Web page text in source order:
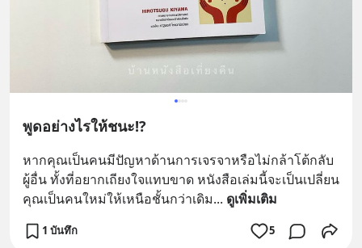
พูดอย่างไรให้ชนะ!?
หากคุณเป็นคนมีปัญหาด้านการเจรจาหรือไม่กล้าโต้กลับ
ผู้อื่น ทั้งที่อยากเถียงใจแทบขาด หนังสือเล่มนี้จะเป็นเปลี่ยน
คุณเป็นคนใหม่ให้เหนือชั้นกว่าเดิม... ดูเพิ่มเติม
1 บันทึก 5